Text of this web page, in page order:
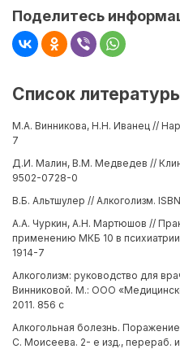
Поделитесь
Список
М.А. Винникова, Н.Н. Иванец //
7
Д.И. Малин, В.М. Медведев //
9502-0728-0
В.Б. Альтшулер // Алкоголизм.
А.А. Чуркин, А.Н. Мартюшов //
применению МКБ 10 в
1914-7
Алкоголизм: руководство для
Винниковой. М.: ООО
2011. 856 с
Алкогольная болезнь.
С. Моисеева. 2- е изд.,